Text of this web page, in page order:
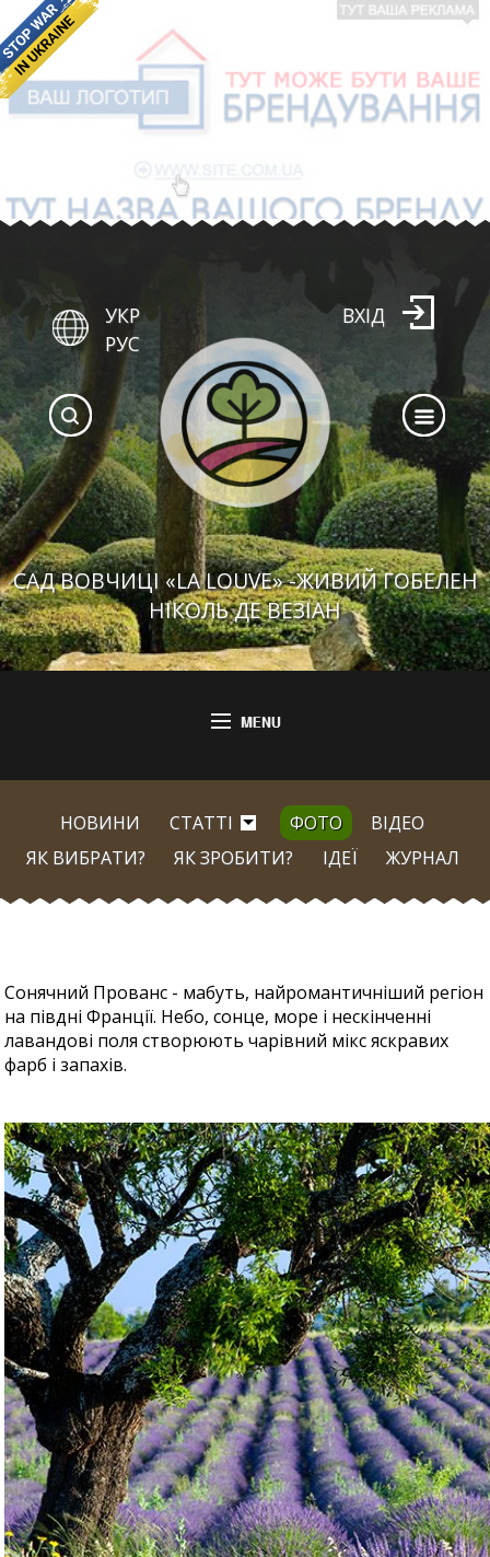
САД ВОВЧИЦІ «LA LOUVE» -ЖИВИЙ ГОБЕЛЕН
НІКОЛЬ ДЕ ВЕЗІАН
УКР
РУС
ВХІД
НОВИНИ СТАТТІ ФОТО
ВІДЕО
ЯК ВИБРАТИ?
ЯК ЗРОБИТИ? ІДЕЇ ЖУРНАЛ
Сонячний Прованс - мабуть, найромантичніший регіон
на півдні Франції. Небо, сонце, море і нескінченні
лавандові поля створюють чарівний мікс яскравих
фарб і запахів.